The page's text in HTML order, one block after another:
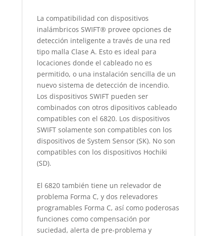
La compatibilidad con dispositivos
inalámbricos SWIFT® provee opciones de
detección inteligente a través de una red
tipo malla Clase A. Esto es ideal para
locaciones donde el cableado no es
permitido, o una instalación sencilla de un
nuevo sistema de detección de incendio.
Los dispositivos SWIFT pueden ser
combinados con otros dipositivos cableado
compatibles con el 6820. Los dispositivos
SWIFT solamente son compatibles con los
dispositivos de System Sensor (SK). No son
compatibles con los dispositivos Hochiki
(SD).
El 6820 también tiene un relevador de
problema Forma C, y dos relevadores
programables Forma C, así como poderosas
funciones como compensación por
suciedad, alerta de pre-problema y